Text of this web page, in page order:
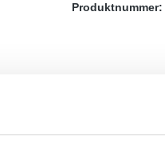
Produktnummer: